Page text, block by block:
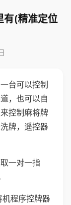
有(精准定位
台可以控制
，也可以自
控制麻将牌
牌，遥控器
一对一指
程序控牌器